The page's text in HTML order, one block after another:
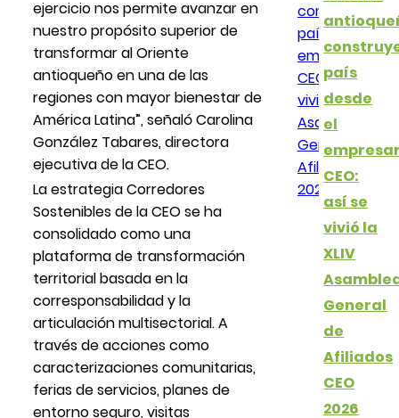
ejercicio nos permite avanzar en
nuestro propósito superior de
transformar al Oriente
antioqueño en una de las
regiones con mayor bienestar de
América Latina”, señaló Carolina
González Tabares, directora
ejecutiva de la CEO.
La estrategia Corredores
Sostenibles de la CEO se ha
consolidado como una
plataforma de transformación
territorial basada en la
corresponsabilidad y la
articulación multisectorial. A
través de acciones como
caracterizaciones comunitarias,
ferias de servicios, planes de
entorno seguro, visitas
país
desde
el
CEO:
así se
vivió la
XLIV
General
de
Afiliados
CEO
2026